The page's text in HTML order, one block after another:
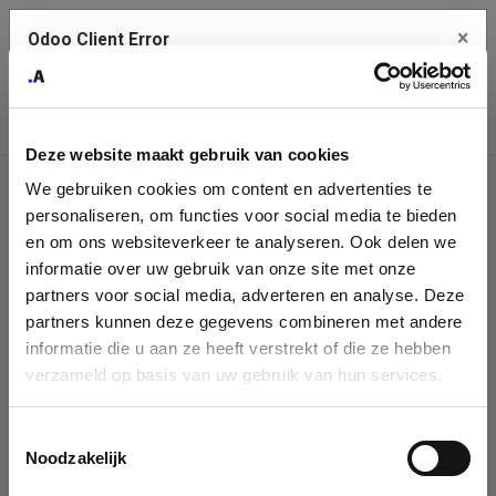
Deze website maakt gebruik van cookies
We gebruiken cookies om content en advertenties te
personaliseren, om functies voor social media te bieden
en om ons websiteverkeer te analyseren. Ook delen we
informatie over uw gebruik van onze site met onze
partners voor social media, adverteren en analyse. Deze
partners kunnen deze gegevens combineren met andere
informatie die u aan ze heeft verstrekt of die ze hebben
verzameld op basis van uw gebruik van hun services.
Noodzakelijk
Company
Identification
Please fill in your company details
You can search a company in our database by name, VAT or
enterprise ID. When a company is selected it will auto-complete the
form. If you don't find your company in our database, you can create
Odoo Client Error ×
service.
See details
Ok